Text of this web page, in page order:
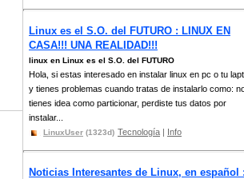
Linux es el S.O. del FUTURO : LINUX EN
CASA!!! UNA REALIDAD!!!
linux en Linux es el S.O. del FUTURO
Hola, si estas interesado en instalar linux en pc o tu
y tienes problemas cuando tratas de instalarlo como:
tienes idea como particionar, perdiste tus datos por
instalar...
LinuxUser (1323d) Tecnología | Info
Noticias Interesantes de Linux, en español